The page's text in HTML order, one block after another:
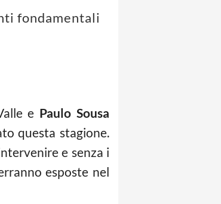
fondamentali
e Paulo Sousa
questa stagione.
e senza i
esposte nel